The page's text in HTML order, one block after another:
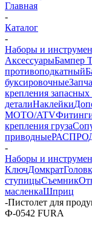
Главная
-
Каталог
-
Наборы и
АксессуарыБампер
противоподкатный
буксировочные
крепления запасных
деталиНаклейки
MOTO/ATV
крепления груза
приводные
-
Наборы и
КлючДомкрат
ступицыСъемник
масленкаШприц
-Пистолет для
Ф-0542 FURA